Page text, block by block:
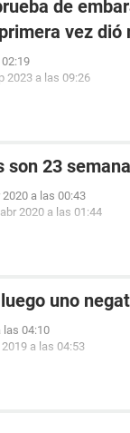
de
vez dió
2023 a las 09:26
son 23
2020 a las 00:43
2020 a las 01:44
uno
las 04:10
2019 a las 04:53